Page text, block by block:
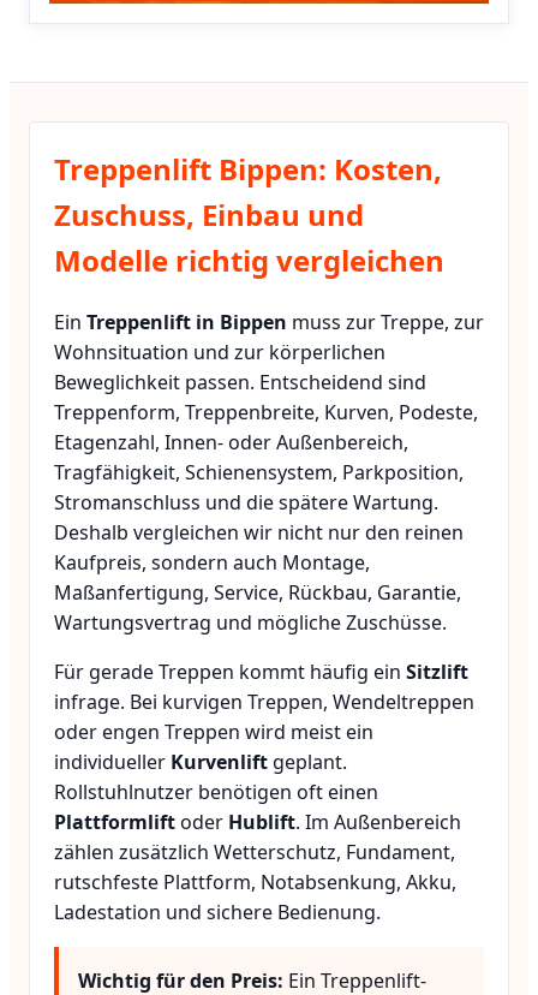
Treppenlift Bippen: Kosten,
Zuschuss, Einbau und
Modelle richtig vergleichen
Ein Treppenlift in Bippen muss zur Treppe, zur
Wohnsituation und zur körperlichen
Beweglichkeit passen. Entscheidend sind
Treppenform, Treppenbreite, Kurven, Podeste,
Etagenzahl, Innen- oder Außenbereich,
Tragfähigkeit, Schienensystem, Parkposition,
Stromanschluss und die spätere Wartung.
Deshalb vergleichen wir nicht nur den reinen
Kaufpreis, sondern auch Montage,
Maßanfertigung, Service, Rückbau, Garantie,
Wartungsvertrag und mögliche Zuschüsse.
Für gerade Treppen kommt häufig ein Sitzlift
infrage. Bei kurvigen Treppen, Wendeltreppen
oder engen Treppen wird meist ein
individueller Kurvenlift geplant.
Rollstuhlnutzer benötigen oft einen
Plattformliftoder Hublift. Im Außenbereich
zählen zusätzlich Wetterschutz, Fundament,
rutschfeste Plattform, Notabsenkung, Akku,
Ladestation und sichere Bedienung.
Wichtig für den Preis: Ein Treppenlift-